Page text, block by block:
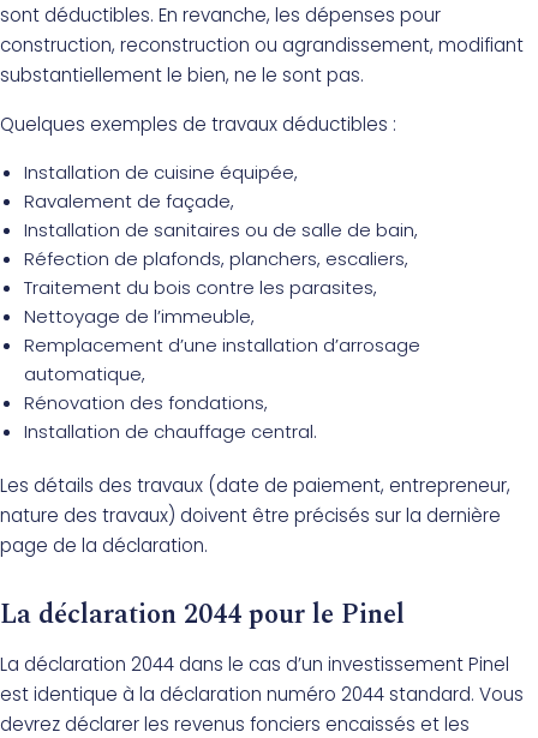
sont déductibles. En revanche, les dépenses pour
construction, reconstruction ou agrandissement, modifiant
substantiellement le bien, ne le sont pas.
Quelques exemples de travaux déductibles :
Installation de cuisine équipée,
Ravalement de façade,
Installation de sanitaires ou de salle de bain,
Réfection de plafonds, planchers, escaliers,
Traitement du bois contre les parasites,
Nettoyage de l’immeuble,
Remplacement d’une installation d’arrosage
automatique,
Rénovation des fondations,
Installation de chauffage central.
Les détails des travaux (date de paiement, entrepreneur,
nature des travaux) doivent être précisés sur la dernière
page de la déclaration.
La déclaration 2044 pour le Pinel
La déclaration 2044 dans le cas d’un investissement Pinel
est identique à la déclaration numéro 2044 standard. Vous
devrez déclarer les revenus fonciers encaissés et les